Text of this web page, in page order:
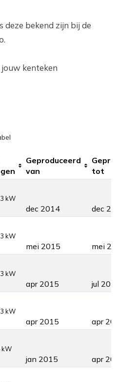
deze bekend zijn bij de
kenteken
Geproduceerd
van
tot
kW
dec 2014 dec
kW
mei 2015 mei
kW
apr 2015 jul
kW
apr 2015 apr
kW
jan 2015 apr